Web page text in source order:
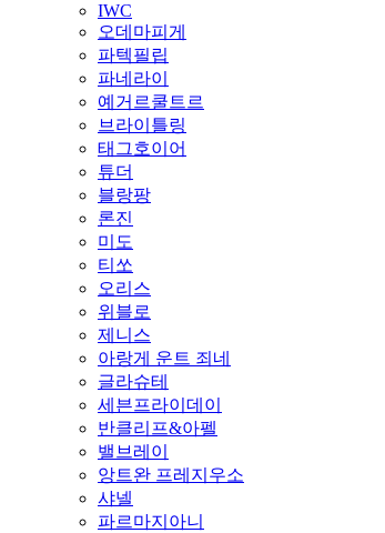
IWC
오데마피게
파텍필립
파네라이
예거르쿨트르
브라이틀링
태그호이어
튜더
블랑팡
론진
미도
티쏘
오리스
위블로
제니스
아랑게 운트 죄네
글라슈테
세븐프라이데이
반클리프&아펠
밸브레이
앙트완 프레지우소
샤넬
파르마지아니